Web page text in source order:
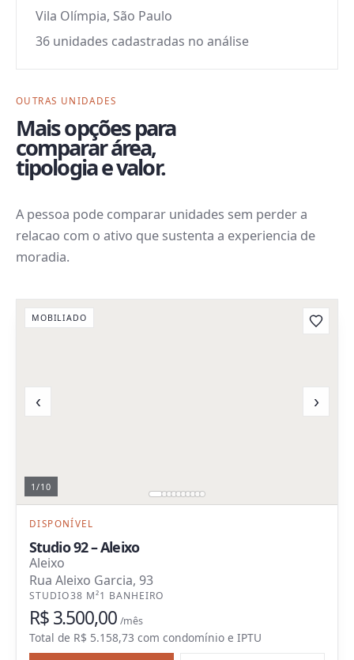
Vila Olímpia, São Paulo
36 unidades cadastradas no análise
OUTRAS UNIDADES
Mais opções para
comparar área,
tipologia e valor.
A pessoa pode comparar unidades sem perder a
relacao com o ativo que sustenta a experiencia de
moradia.
MOBILIADO
‹ ›
1 /10
DISPONÍVEL
Studio 92 – Aleixo
Aleixo
Rua Aleixo Garcia, 93
STUDIO38 M²1 BANHEIRO
R$ 3.500,00 /mês
Total de R$ 5.158,73 com condomínio e IPTU